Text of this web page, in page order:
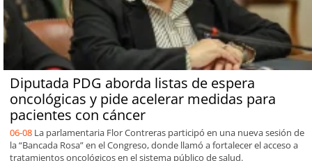
Diputada PDG aborda listas de espera
oncológicas y pide acelerar medidas para
pacientes con cáncer
06-08 La parlamentaria Flor Contreras participó en una nueva sesión de
la “Bancada Rosa” en el Congreso, donde llamó a fortalecer el acceso a
tratamientos oncológicos en el sistema público de salud.